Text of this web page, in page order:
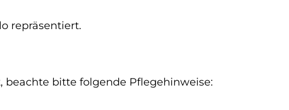
repräsentiert.
beachte bitte folgende Pflegehinweise: